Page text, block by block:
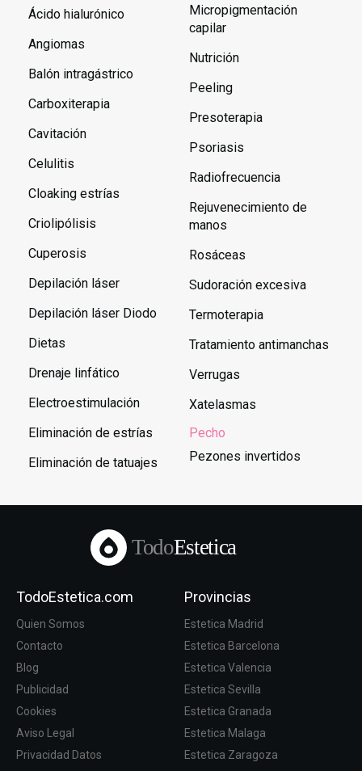
Ácido hialurónico
Angiomas
Balón intragástrico
Carboxiterapia
Cavitación
Celulitis
Cloaking estrías
Criolipólisis
Cuperosis
Depilación láser
Depilación láser Diodo
Dietas
Drenaje linfático
Electroestimulación
Eliminación de estrías
Eliminación de tatuajes
Micropigmentación
capilar
Nutrición
Peeling
Presoterapia
Psoriasis
Radiofrecuencia
Rejuvenecimiento de
manos
Rosáceas
Sudoración excesiva
Termoterapia
Tratamiento antimanchas
Verrugas
Xatelasmas
Pecho
Pezones invertidos
TodoEstetica
TodoEstetica.com
Quien Somos
Contacto
Blog
Publicidad
Cookies
Aviso Legal
Privacidad Datos
Provincias
Estetica Madrid
Estetica Barcelona
Estetica Valencia
Estetica Sevilla
Estetica Granada
Estetica Malaga
Estetica Zaragoza